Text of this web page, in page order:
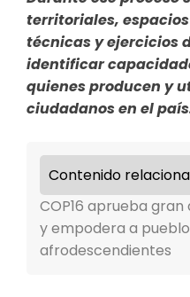
territoriales,
técnicas y ejercicios
identificar
quienes producen y
ciudadanos en el
Contenido
COP16 aprueba
y empodera a
afrodescendientes